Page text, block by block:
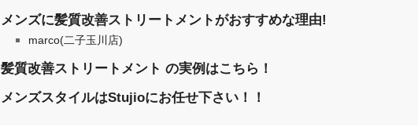
メンズに髪質改善ストリートメントがおすすめな理由!
marco(二子玉川店)
髪質改善ストリートメント の実例はこちら！
メンズスタイルはStujioにお任せ下さい！！